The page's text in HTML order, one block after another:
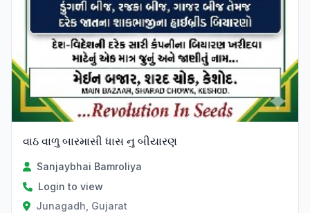
વાઠ વાળુ બારમાસી ધાસ નુ બીયારણ
Sanjaybhai Bamroliya
Login to view
Junagadh, Gujarat